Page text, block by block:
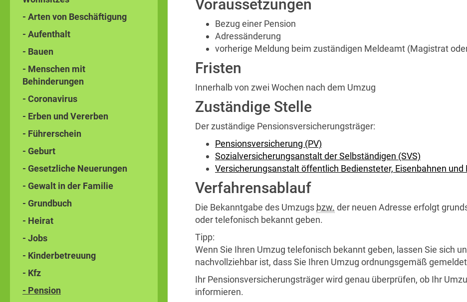
- Arten von Beschäftigung
- Aufenthalt
- Bauen
- Menschen mit
Behinderungen
- Coronavirus
- Erben und Vererben
- Führerschein
- Geburt
- Gesetzliche Neuerungen
- Gewalt in der Familie
- Grundbuch
- Heirat
- Jobs
- Kinderbetreuung
- Kfz
- Pension
Voraussetzungen
Bezug einer Pension
Adressänderung
vorherige Meldung beim zuständigen Meldeamt (Magistrat
Fristen
Innerhalb von zwei Wochen nach dem Umzug
Zuständige Stelle
Der zuständige Pensionsversicherungsträger:
Pensionsversicherung (PV)
Sozialversicherungsanstalt der Selbständigen (SVS)
Versicherungsanstalt öffentlich Bediensteter, Eisenbahnen und
Verfahrensablauf
Die Bekanntgabe des Umzugs bzw. der neuen Adresse erfolgt
oder telefonisch bekannt geben.
Tipp:
Wenn Sie Ihren Umzug telefonisch bekannt geben, lassen Sie sich
nachvollziehbar ist, dass Sie Ihren Umzug ordnungsgemäß
Ihr Pensionsversicherungsträger wird genau überprüfen, ob Ihr
informieren.